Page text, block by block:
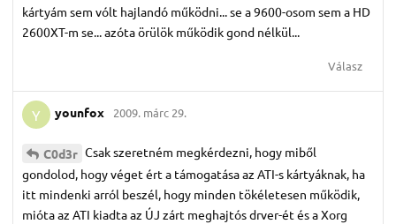
kártyám sem vólt hajlandó működni... se a 9600-osom sem a HD
2600XT-m se... azóta örülök működik gond nélkül...
Válasz
Y younfox 2009. márc 29.
C0d3r Csak szeretném megkérdezni, hogy miből
gondolod, hogy véget ért a támogatása az ATI-s kártyáknak, ha
itt mindenki arról beszél, hogy minden tökéletesen működik,
mióta az ATI kiadta az ÚJ zárt meghajtós drver-ét és a Xorg